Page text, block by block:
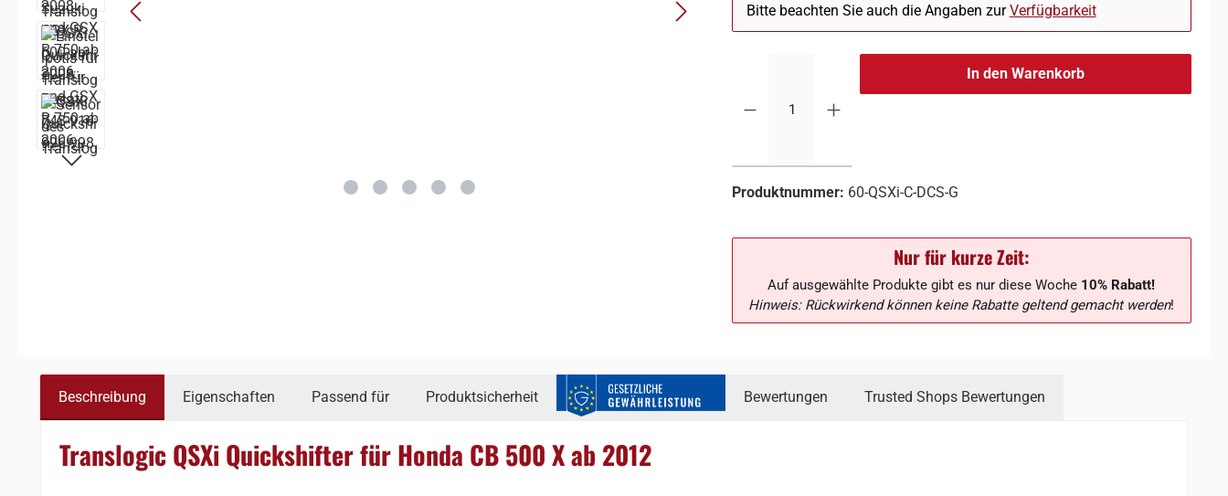
Bitte beachten Sie auch die Angaben zurVerfügbarkeit
In den Warenkorb
Produktnummer: 60-QSXi-C-DCS-G
Nur für kurze Zeit:
Auf ausgewählte Produkte gibt es nur diese Woche 10% Rabatt!
Hinweis: Rückwirkend können keine Rabatte geltend gemacht werden!
Beschreibung Eigenschaften Passend für Produktsicherheit Bewertungen Trusted Shops Bewertungen
Translogic QSXi Quickshifter für Honda CB 500 X ab 2012